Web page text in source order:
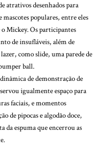
atrativos desenhados para
mascotes populares, entre eles
o Mickey. Os participantes
de insufláveis, além de
como slide, uma parede de
ball.
de demonstração de
igualmente espaço para
faciais, e momentos
de pipocas e algodão doce,
da espuma que encerrou as